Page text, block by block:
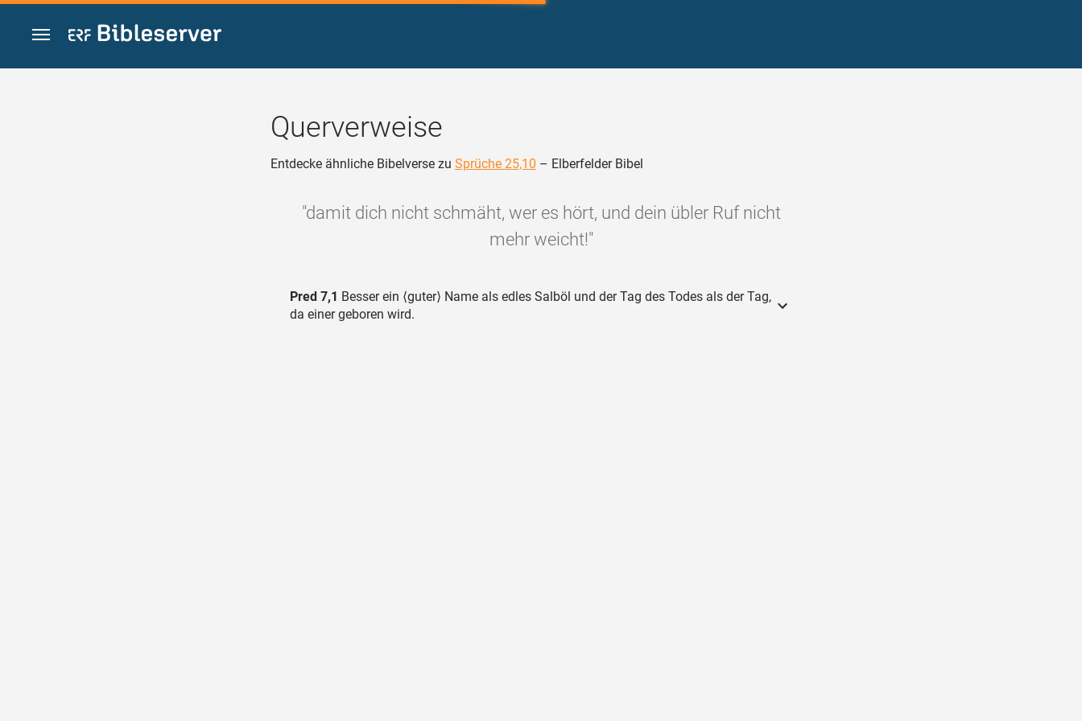
Zum Inhalt springen
Querverweise
Entdecke ähnliche Bibelverse zu Sprüche 25,10 – Elberfelder Bibel
"damit dich nicht schmäht, wer es hört, und dein übler Ruf nicht
mehr weicht!"
Pred 7,1 Besser ein ⟨guter⟩ Name als edles Salböl und der Tag des Todes als der Tag,
da einer geboren wird.